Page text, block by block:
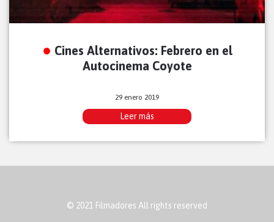
Cines Alternativos: Febrero en el
Autocinema Coyote
29 enero 2019
Leer más
© 2021 Filmadores All rights reserved